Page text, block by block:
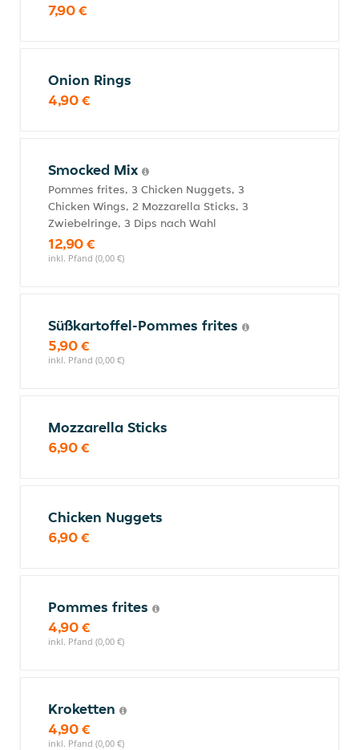
7,90 €
Onion Rings
4,90 €
Smocked Mix
Pommes frites, 3 Chicken Nuggets, 3
Chicken Wings, 2 Mozzarella Sticks, 3
Zwiebelringe, 3 Dips nach Wahl
12,90 €
inkl. Pfand (0,00 €)
Süßkartoffel-Pommes frites
5,90 €
inkl. Pfand (0,00 €)
Mozzarella Sticks
6,90 €
Chicken Nuggets
6,90 €
Pommes frites
4,90 €
inkl. Pfand (0,00 €)
Kroketten
4,90 €
inkl. Pfand (0,00 €)